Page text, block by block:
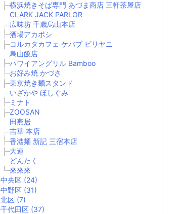
横浜焼きそば専門 あづま商店 三軒茶屋店
CLARK JACK PARLOR
広味坊 千歳烏山本店
酒場アカボシ
コルカタカフェ ケバブ ビリヤニ
烏山飯店
ハワイアングリル Bamboo
お好み焼 かづさ
東京焼き麺スタンド
いざかや ほしぐみ
ミナト
ZOOSAN
田燕居
吉華 本店
香港麺 新記 三宿本店
大連
どんたく
來來來
中央区 (24)
中野区 (31)
北区 (7)
千代田区 (37)